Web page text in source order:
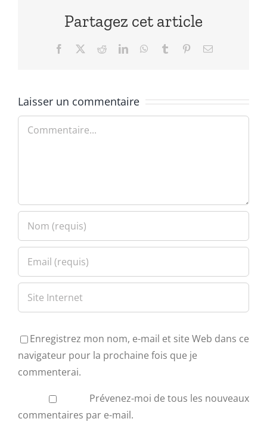
Partagez cet article
Facebook RedditLinkedInWhatsApp
Tumblr PinterestEmail
Laisser un commentaire
Commentaire
Enregistrez mon nom, e-mail et site Web dans ce
navigateur pour la prochaine fois que je
commenterai.
Prévenez-moi de tous les nouveaux
commentaires par e-mail.